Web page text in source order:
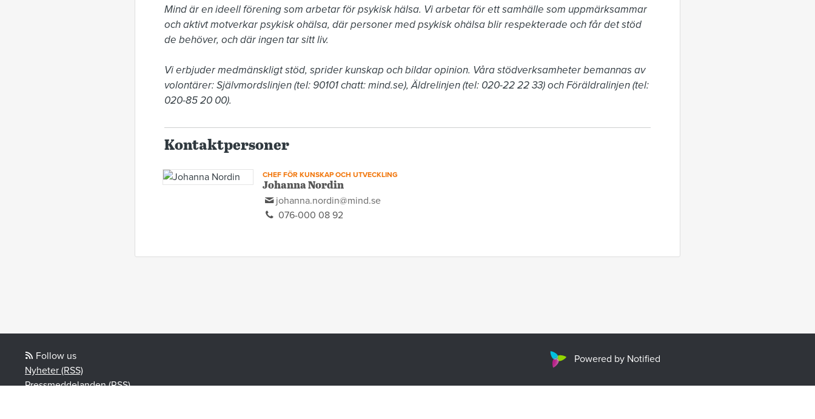
Mind är en ideell förening som arbetar för psykisk hälsa. Vi arbetar för ett samhälle som uppmärksammar
och aktivt motverkar psykisk ohälsa, där personer med psykisk ohälsa blir respekterade och får det stöd
de behöver, och där ingen tar sitt liv.
Vi erbjuder medmänskligt stöd, sprider kunskap och bildar opinion. Våra stödverksamheter bemannas av
volontärer: Självmordslinjen (tel: 90101 chatt: mind.se), Äldrelinjen (tel: 020-22 22 33) och Föräldralinjen (tel:
020-85 20 00).
Kontaktpersoner
CHEF FÖR KUNSKAP OCH UTVECKLING
Johanna Nordin
johanna.nordin@mind.se
076-000 08 92
Follow us
Nyheter (RSS)
Pressmeddelanden (RSS)
Powered by Notified